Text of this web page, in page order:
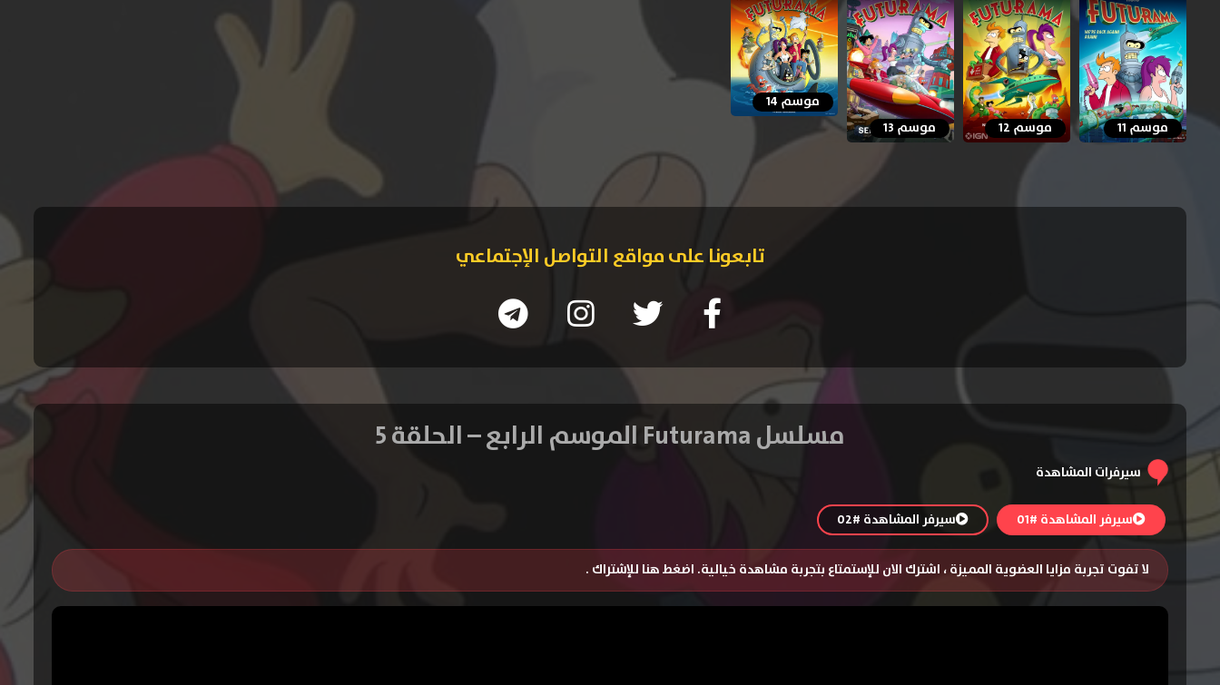
موسم 11 موسم 12 موسم 13
موسم 14
تابعونا على مواقع التواصل الإجتماعي
مسلسل Futurama الموسم الرابع – الحلقة 5
سيرفرات المشاهدة
سيرفر المشاهدة #01 سيرفر المشاهدة #02
لا تفوت تجربة مزايا العضوية المميزة ، اشترك الان للإستمتاع بتجربة مشاهدة خيالية. اضغط هنا للإشتراك .